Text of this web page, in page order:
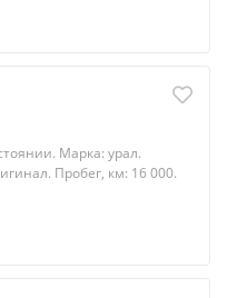
Марка: урал.
Пробег, км: 16 000.